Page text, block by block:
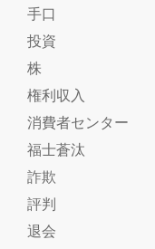
手口
投資
株
権利収入
消費者センター
福士蒼汰
詐欺
評判
退会